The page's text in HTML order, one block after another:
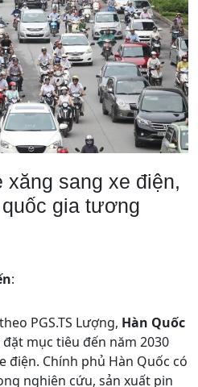
xăng sang xe điện,
gia tương
:
PGS.TS Lượng, Hàn Quốc
mục tiêu đến năm 2030
điện. Chính phủ Hàn Quốc có
nghiên cứu, sản xuất pin